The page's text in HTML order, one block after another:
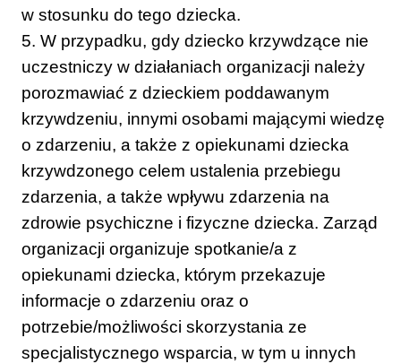
w stosunku do tego dziecka.
5. W przypadku, gdy dziecko krzywdzące nie
uczestniczy w działaniach organizacji należy
porozmawiać z dzieckiem poddawanym
krzywdzeniu, innymi osobami mającymi wiedzę
o zdarzeniu, a także z opiekunami dziecka
krzywdzonego celem ustalenia przebiegu
zdarzenia, a także wpływu zdarzenia na
zdrowie psychiczne i fizyczne dziecka. Zarząd
organizacji organizuje spotkanie/a z
opiekunami dziecka, którym przekazuje
informacje o zdarzeniu oraz o
potrzebie/możliwości skorzystania ze
specjalistycznego wsparcia, w tym u innych